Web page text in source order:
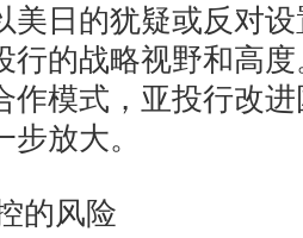
美日的犹疑或反对
行的战略视野和高
作模式，亚投行改
放大。
的风险